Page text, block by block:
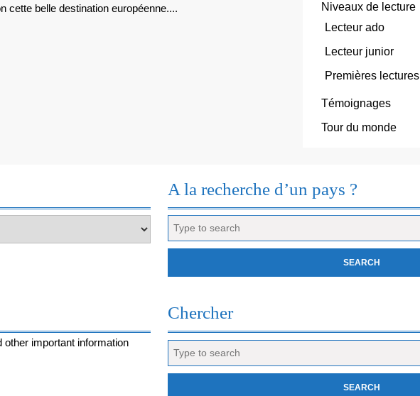
cette belle destination européenne....
Niveaux de lecture
Lecteur ado
Lecteur junior
Premières lectures
Témoignages
Tour du monde
A la recherche d’un pays ?
for:
important information
Chercher
for: